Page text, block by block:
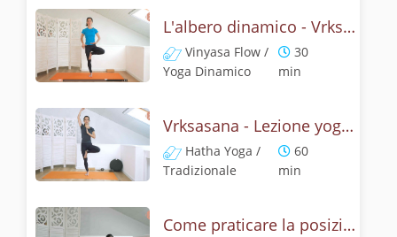
L'albero dinamico - Vrksasana vinyasa flow
Vinyasa Flow /
Yoga Dinamico
30
min
Vrksasana - Lezione yoga con la storia dell'albero
Hatha Yoga /
Tradizionale
60
min
Come praticare la posizione del cane a testa su, Urdhva Mukha Svanasana? Tutorial